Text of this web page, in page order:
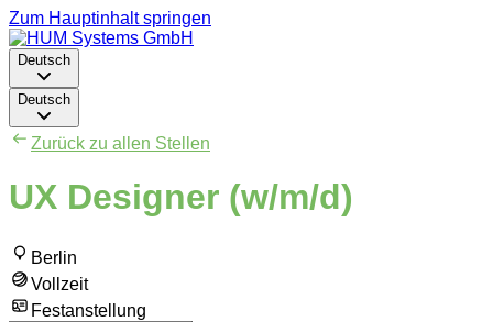
Zum Hauptinhalt springen
Deutsch
Deutsch
Zurück zu allen Stellen
UX Designer (w/m/d)
Berlin
Vollzeit
Festanstellung